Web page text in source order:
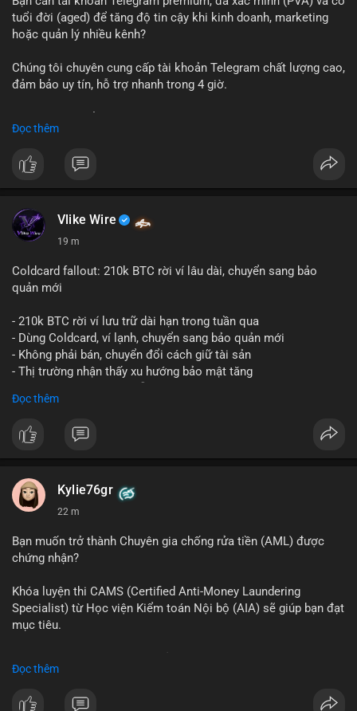
tuổi đời (aged) để tăng độ tin cậy khi kinh doanh, marketing
hoặc quản lý nhiều kênh?
Chúng tôi chuyên cung cấp tài khoản Telegram chất lượng cao,
đảm bảo uy tín, hỗ trợ nhanh trong 4 giờ.
📞 WhatsApp: +1 660 215-8938
📧 Email: localpvashop@gmail.com
premium, PVA, aged với giá tốt nhất!
Đọc thêm
Vlike Wire
19 m
Coldcard fallout: 210k BTC rời ví lâu dài, chuyển sang bảo
quản mới
- 210k BTC rời ví lưu trữ dài hạn trong tuần qua
- Dùng Coldcard, ví lạnh, chuyển sang bảo quản mới
- Không phải bán, chuyển đổi cách giữ tài sản
- Thị trường nhận thấy xu hướng bảo mật tăng
$btc
#vlikevn #titanbot
Đọc thêm
Kylie76gr
22 m
Bạn muốn trở thành Chuyên gia chống rửa tiền (AML) được
chứng nhận?
Khóa luyện thi CAMS (Certified Anti-Money Laundering
Specialist) từ Học viện Kiểm toán Nội bộ (AIA) sẽ giúp bạn đạt
mục tiêu.
gồm tài liệu toàn diện, câu hỏi thực hành, bài thi thử sát thực
Đọc thêm